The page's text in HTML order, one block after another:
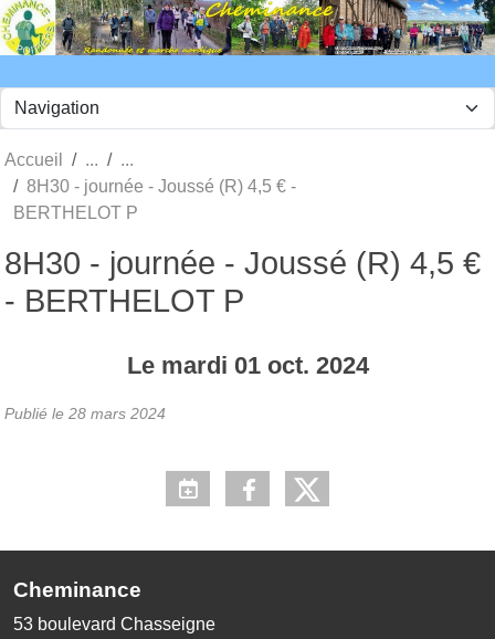
Accueil
8H30 - journée - Joussé (R) 4,5 € -
BERTHELOT P
8H30 - journée - Joussé (R) 4,5 €
- BERTHELOT P
Le mardi 01 oct. 2024
Publié le 28 mars 2024
Cheminance
53 boulevard Chasseigne
Panneau de gestion des cookies